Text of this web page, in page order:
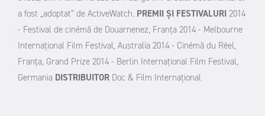
a fost „adoptat” de ActiveWatch. PREMII ŞI FESTIVALURI 2014
- Festival de cinémă de Douarnenez, Franţa 2014 - Melbourne
Internaţional Film Festival, Australia 2014 - Cinémă du Réel,
Franţa, Grand Prize 2014 - Berlin Internaţional Film Festival,
Germania DISTRIBUITOR Doc & Film Internaţional